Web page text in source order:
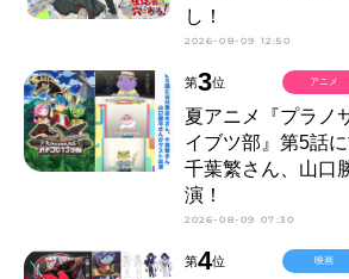
し！
2026-08-09 12:50
第3位
夏アニメ『プラノ
イブツ部』第5話
千葉繁さん、山口
演！
2026-08-09 07:30
アニメ
第4位 映画